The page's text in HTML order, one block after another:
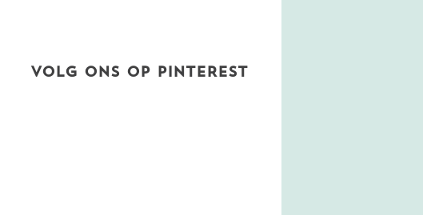
VOLG ONS OP PINTEREST